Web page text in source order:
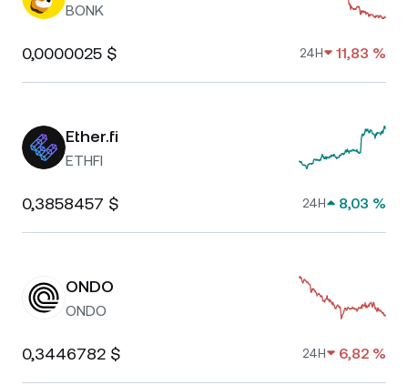
BONK
0,0000025 $ 24H 11,83 %
Ether.fi
ETHFI
0,3858457 $ 24H 8,03 %
ONDO
ONDO
0,3446782 $ 24H 6,82 %